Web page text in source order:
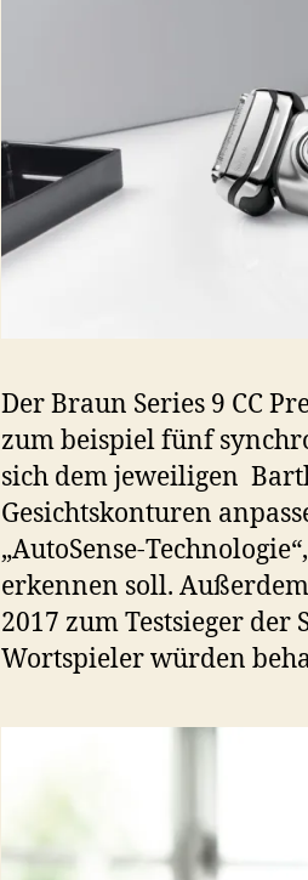
Der Braun Series 9 CC
zum beispiel fünf
sich dem jeweiligen
Gesichtskonturen
„AutoSense-
erkennen soll.
2017 zum Testsieger der
Wortspieler würden